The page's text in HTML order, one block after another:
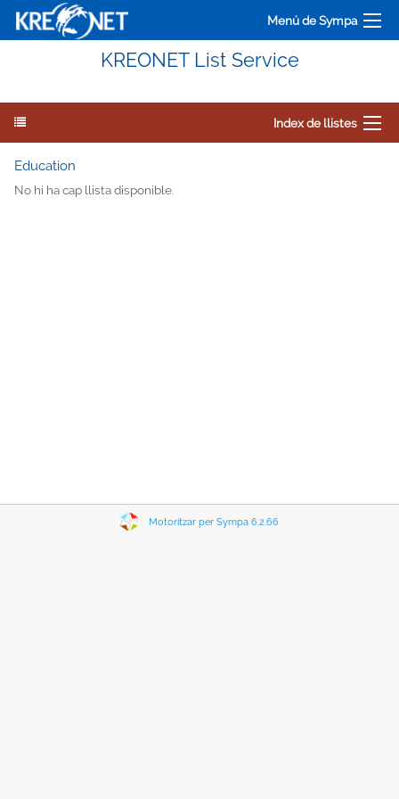
Menú de Sympa
KREONET List Service
Index de llistes
Education
No hi ha cap llista disponible.
Motoritzar per Sympa 6.2.66